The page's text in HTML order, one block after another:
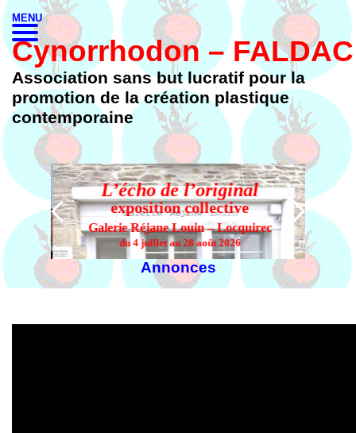
Cynorrhodon – FALDAC
Association sans but lucratif pour la
promotion de la création plastique
contemporaine
L’écho de l’original
exposition collective
Galerie Réjane Louin – Locquirec
du 4 juillet au 28 août 2026
Annonces
MENU